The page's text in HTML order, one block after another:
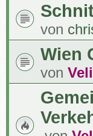
von
Wien
von